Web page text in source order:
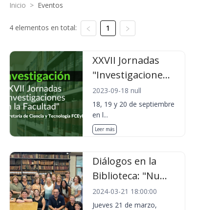
Inicio > Eventos
4 elementos en total: 1
XXVII Jornadas
"Investigacione...
2023-09-18 null
18, 19 y 20 de septiembre
en l...
Leer más
Diálogos en la
Biblioteca: "Nu...
2024-03-21 18:00:00
Jueves 21 de marzo,